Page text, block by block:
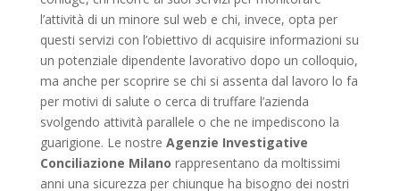
l’attività di un minore sul web e chi, invece, opta per
questi servizi con l’obiettivo di acquisire informazioni su
un potenziale dipendente lavorativo dopo un colloquio,
ma anche per scoprire se chi si assenta dal lavoro lo fa
per motivi di salute o cerca di truffare l’azienda
svolgendo attività parallele o che ne impediscono la
guarigione. Le nostre Agenzie Investigative
Conciliazione Milano rappresentano da moltissimi
anni una sicurezza per chiunque ha bisogno dei nostri